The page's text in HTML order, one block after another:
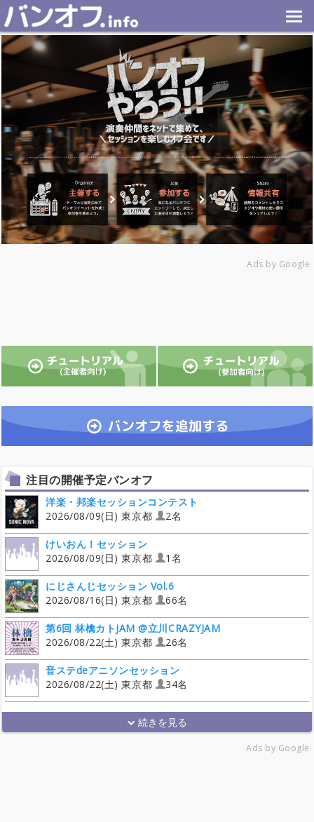
Ads by Google
注目の開催予定バンオフ
洋楽・邦楽セッションコンテスト
2026/08/09(日) 東京都
2名
けいおん！セッション
2026/08/09(日) 東京都
1名
にじさんじセッション Vol.6
2026/08/16(日) 東京都
66名
第6回 林檎カトJAM @立川CRAZYJAM
2026/08/22(土) 東京都
26名
音ステdeアニソンセッション
2026/08/22(土) 東京都
34名
Ads by Google